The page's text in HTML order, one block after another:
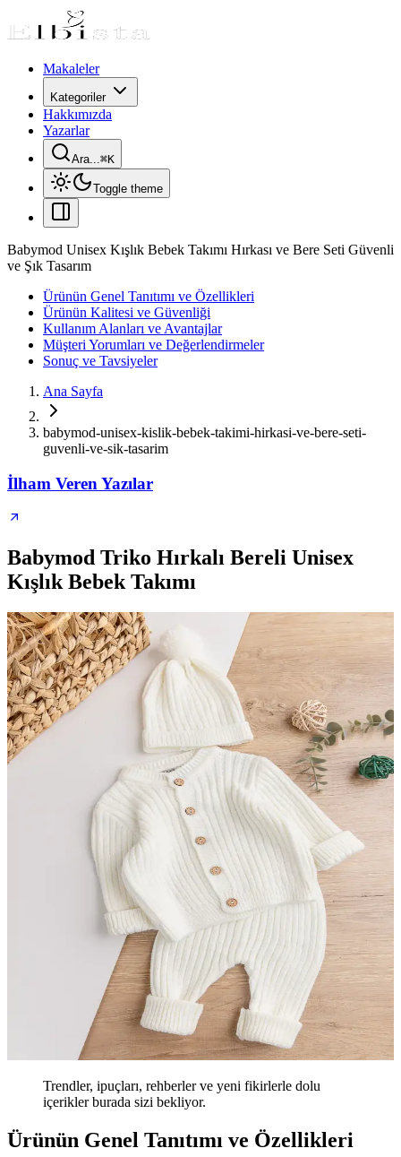
Makaleler
Kategoriler
Hakkımızda
Yazarlar
Ara...⌘K
Toggle theme
Babymod Unisex Kışlık Bebek Takımı Hırkası ve Bere Seti Güvenli
ve Şık Tasarım
Ürünün Genel Tanıtımı ve Özellikleri
Ürünün Kalitesi ve Güvenliği
Kullanım Alanları ve Avantajlar
Müşteri Yorumları ve Değerlendirmeler
Sonuç ve Tavsiyeler
Ana Sayfa
babymod-unisex-kislik-bebek-takimi-hirkasi-ve-bere-seti-
guvenli-ve-sik-tasarim
İlham Veren Yazılar
Babymod Triko Hırkalı Bereli Unisex
Kışlık Bebek Takımı
Trendler, ipuçları, rehberler ve yeni fikirlerle dolu
içerikler burada sizi bekliyor.
Ürünün Genel Tanıtımı ve Özellikleri